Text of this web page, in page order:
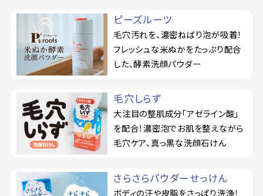
ピーズルーツ
毛穴汚れを、濃密ねばり泡が吸着！
フレッシュな米ぬかをたっぷり配合
した、酵素洗顔パウダー
毛穴しらず
大注目の整肌成分「アゼライン酸」
を配合！濃密泡でお肌を整えながら
毛穴ケア、真っ黒な洗顔石けん
さらさらパウダーせっけん
ボディの汗や皮脂をさっぱり洗浄！